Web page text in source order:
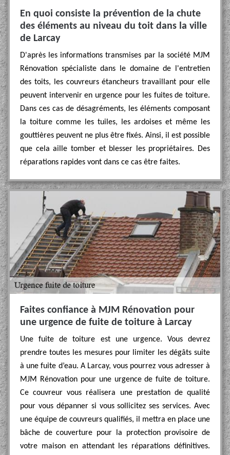
En quoi consiste la prévention de la chute
des éléments au niveau du toit dans la ville
de Larcay
D'après les informations transmises par la société MJM
Rénovation spécialiste dans le domaine de l'entretien
des toits, les couvreurs étancheurs travaillant pour elle
peuvent intervenir en urgence pour les fuites de toiture.
Dans ces cas de désagréments, les éléments composant
la toiture comme les tuiles, les ardoises et même les
gouttières peuvent ne plus être fixés. Ainsi, il est possible
que cela aille tomber et blesser les propriétaires. Des
réparations rapides vont dans ce cas être faites.
Faites confiance à MJM Rénovation pour
une urgence de fuite de toiture à Larcay
Une fuite de toiture est une urgence. Vous devrez
prendre toutes les mesures pour limiter les dégâts suite
à une fuite d’eau. A Larcay, vous pourrez vous adresser à
MJM Rénovation pour une urgence de fuite de toiture.
Ce couvreur vous réalisera une prestation de qualité
pour vous dépanner si vous sollicitez ses services. Avec
une équipe de couvreurs qualifiés, il mettra en place une
bâche de couverture pour la protection provisoire de
votre maison en attendant les réparations définitives.